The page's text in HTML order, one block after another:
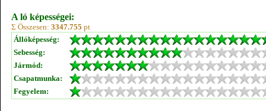
A ló képességei:
Σ Összesen: 3347.755 pt
Állóképesség:
Sebesség:
Jármód:
Csapatmunka:
Fegyelem: